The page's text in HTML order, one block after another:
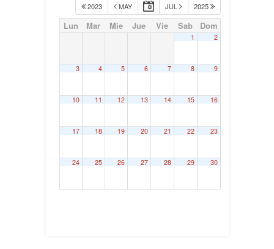
2023 MAY JUL 2025
Lun Mar Mie Jue Vie Sab Dom
1 2
3 4 5 6 7 8 9
10 11 12 13 14 15 16
17 18 19 20 21 22 23
24 25 26 27 28 29 30